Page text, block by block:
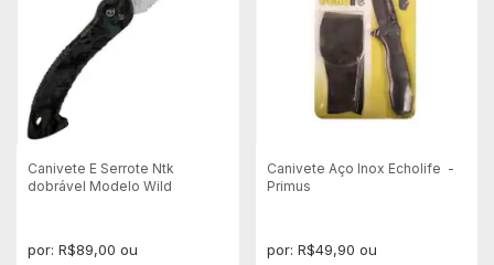
Canivete E Serrote Ntk
dobrável Modelo Wild
por: R$89,00 ou
Canivete Aço Inox Echolife -
Primus
por: R$49,90 ou